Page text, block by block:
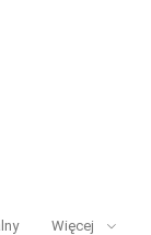
Więcej